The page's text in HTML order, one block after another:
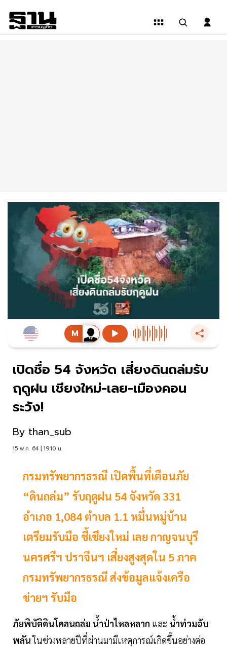
เปิดชื่อ 54 จังหวัด เสี่ยงดินถล่มรับ
ฤดูฝน เชียงใหม่-เลย-เมืองคอน
ระวัง!
By than_sub
15 พ.ค. 64 | 19:10 น.
กรมทรัพยากรธรณี เปิดพื้นที่เตือนภัย
“ดินถล่ม” รับฤดูฝน 54 จังหวัด 331
อำเภอ 1,084 ตำบล 1.1 หมื่นหมู่บ้าน
เตรียมรับมือ ชี้เชียงใหม่ เลย กาญจนบุรี
นครศรีฯ ปราจีนฯ เสี่ยงสูงสุดใน 5 ภาค
กรมทรัพยากรธรณี ส่งข้อมูลแจ้งเครือ
ข่ายฯ รับมือ
ภัยพิบัติดินโคลนถล่ม น้ำป่าไหลหลาก และ น้ำท่วมฉับ
พลันในช่วงหลายปีที่ผ่านมามีเหตุการณ์เกิดขึ้นอย่างต่อ